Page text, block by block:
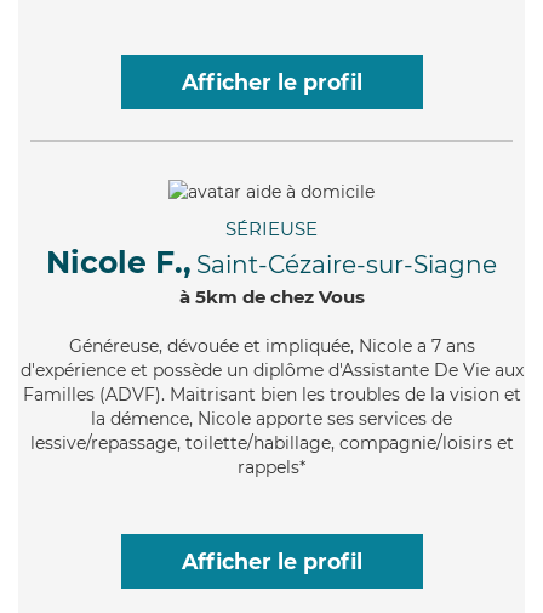
Afficher le profil
SÉRIEUSE
Nicole F., Saint-Cézaire-sur-Siagne
à 5km de chez Vous
Généreuse, dévouée et impliquée, Nicole a 7 ans
d'expérience et possède un diplôme d'Assistante De Vie aux
Familles (ADVF). Maitrisant bien les troubles de la vision et
la démence, Nicole apporte ses services de
lessive/repassage, toilette/habillage, compagnie/loisirs et
rappels*
Afficher le profil